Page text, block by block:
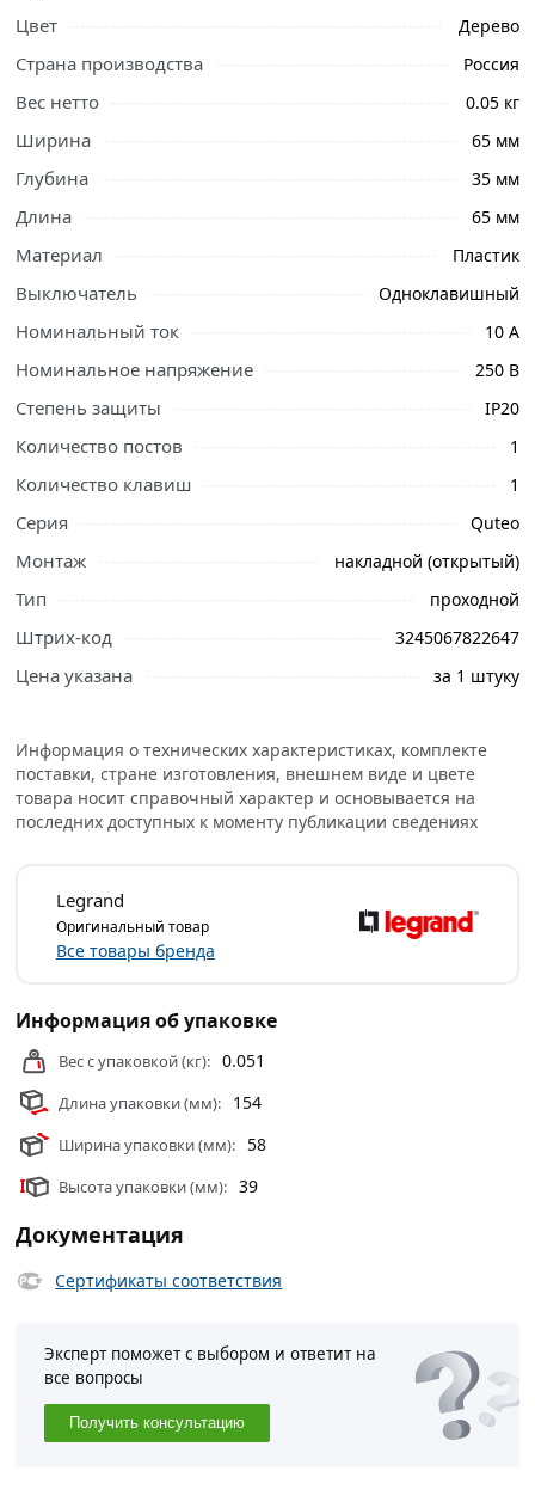
описанием и отзывами о товаре, чтобы сделать
правильный выбор и заказать онлайн. Наши
профессиональные менеджеры обработают заказ и
или самовывоза.
Условия доставки и цены на товар Выключатель
накладной Legrand Quteo дерево одноклавишный
782264 из категории
Выключатели накладные
Цвет Дерево
Страна производства Россия
Вес нетто 0.05 кг
Ширина 65 мм
Глубина 35 мм
Длина 65 мм
Материал Пластик
Выключатель Одноклавишный
Номинальный ток 10 А
Номинальное напряжение 250 В
Степень защиты IP20
Количество постов 1
Количество клавиш 1
Серия Quteo
Монтаж накладной (открытый)
Тип проходной
Штрих-код 3245067822647
Цена указана за 1 штуку
Информация о технических характеристиках, комплекте
поставки, стране изготовления, внешнем виде и цвете
товара носит справочный характер и основывается на
последних доступных к моменту публикации сведениях
Legrand
Оригинальный товар
Все товары бренда
Информация об упаковке
Вес с упаковкой (кг): 0.051
Длина упаковки (мм): 154
Ширина упаковки (мм): 58
Высота упаковки (мм): 39
Документация
Сертификаты соответствия
Эксперт поможет с выбором и ответит на
все вопросы
Получить консультацию